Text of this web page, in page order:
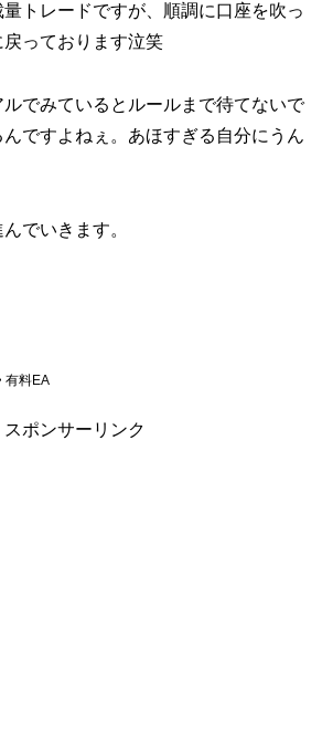
トレードですが、順調に口座を吹っ
っております泣笑
でみているとルールまで待てないで
ですよねぇ。あほすぎる自分にうん
でいきます。
有料EA
スポンサーリンク